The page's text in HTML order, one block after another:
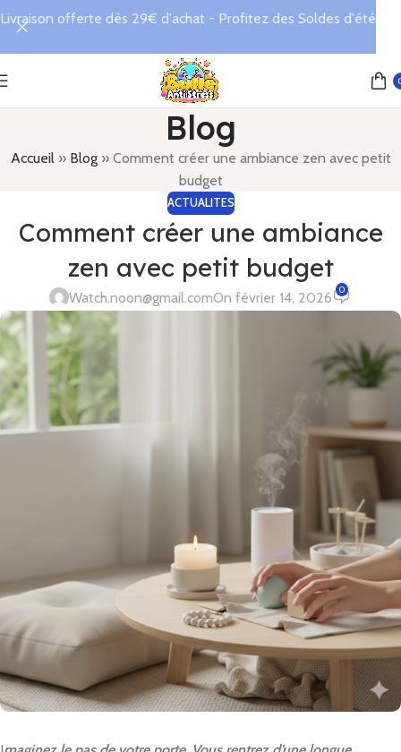
Blog
Accueil» Blog» Comment créer une ambiance zen avec petit
budget
ACTUALITES
Comment créer une ambiance
zen avec petit budget
Watch.noon@gmail.comOn février 14, 2026 0
Livraison offerte dès 29€ d'achat - Profitez des Soldes d'été